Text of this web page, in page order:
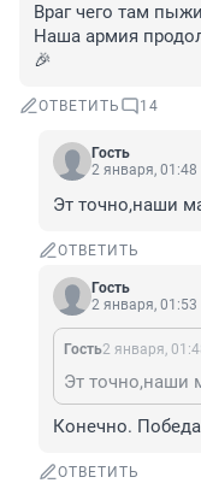
Враг чего там
Наша армия
🎉
ОТВЕТИТЬ 14
Гость
2 января, 01:48
Эт точно,наши
ОТВЕТИТЬ
Гость
2 января, 01:53
Гость2 января,
Эт точно,наши
Конечно.
ОТВЕТИТЬ